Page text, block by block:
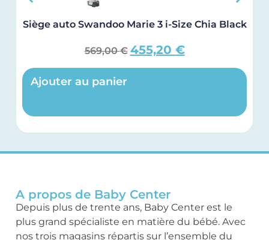
Siège auto Swandoo Marie 3 i-Size Chia Black
569,00€ 455,20 €
Ajouter au panier
A propos de Baby Center
Depuis plus de trente ans, Baby Center est le
plus grand spécialiste en matière du bébé. Avec
nos trois magasins répartis sur l’ensemble du